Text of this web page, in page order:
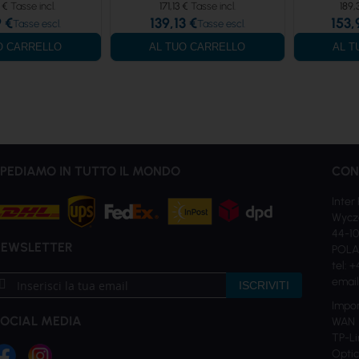
€
€
CARRELLO
171,13 €
139,13 €
AL TUO CARRELLO AL
IN TUTTO IL MONDO
ISCRIVITI
MEDIA
Inter
44-
tel:
TP-